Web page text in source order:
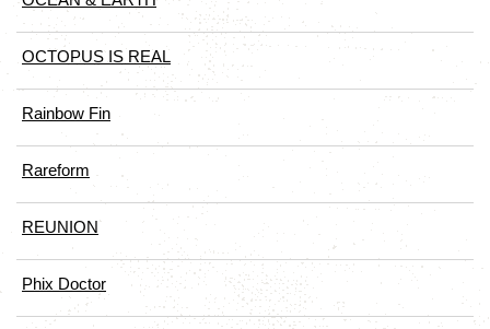
OCTOPUS IS REAL
Rainbow Fin
Rareform
REUNION
Phix Doctor